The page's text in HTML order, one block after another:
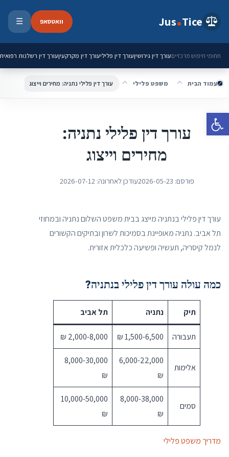
פתח סרגל נגישות
Jus Tice וואטסאפ ☰
תחומי חיפוש מרכזייםעורך דין גירושיןעורך דין פליליעורך דין מקרקעיןעורך דין רשלנות רפואית
עמוד הבית משפט פלילי עורך דין פלילי נתניה: מחירים וייצוג
עורך דין פלילי נתניה:
מחירים וייצוג
פורסם: 2026-05-23עודכן לאחרונה:2026-07-12
עורך דין פלילי בנתניה מייצג בבית משפט השלום נתניה ובמחוזי
תל אביב. נתניה מאופיינת בסמיכות לשרון ובתיקים הקשורים
לנמל קיסריה, תעשיה ופשיעה כלכלית אזורית.
כמה עולה עורך דין פלילי בנתניה?
תיק נתניה תל אביב
תעבורה 1,500-6,500 ₪
2,000-8,000 ₪
אלימות
6,000-22,000
₪
8,000-30,000
₪
סמים
8,000-38,000
₪
10,000-50,000
₪
מדריך משפט פלילי